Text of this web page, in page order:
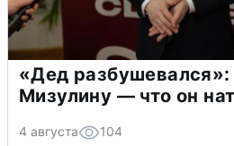
«Дед разбушевался»:
Мизулину — что он
4 августа 104